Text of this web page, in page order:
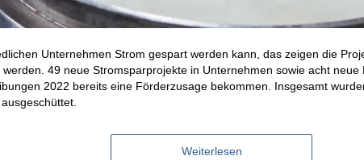
Unternehmen Strom gespart werden kann, das zeigen die
49 neue Stromsparprojekte in Unternehmen sowie acht
2022 bereits eine Förderzusage bekommen. Insgesamt
Weiterlesen